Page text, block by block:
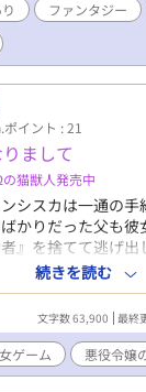
ファンタジー
イント : 21
まして
猫獣人発売中
シスカは一通の
かりだった父も
』を捨てて逃げ
てフランシスカが
の失踪を隠すた
今作におけるタ
ご注意ください
筆
続きを読む
文字数 63,900 最終
ゲーム 悪役令嬢